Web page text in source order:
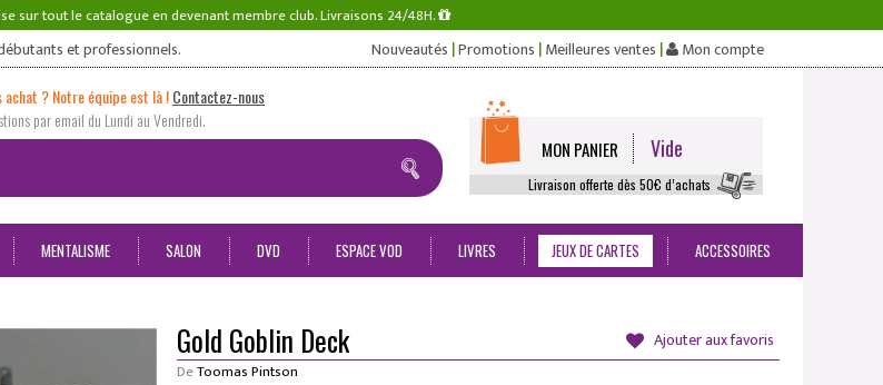
sur tout le catalogue en devenant membre club. Livraisons 24/48H.
et professionnels. Nouveautés |Promotions |Meilleures ventes | Mon compte
achat ? Notre équipe est là !Contactez-nous
par email du Lundi au Vendredi.
MON PANIER Vide
Livraison offerte dès 50€ d’achats
MENTALISME SALON DVD ESPACE VOD LIVRES JEUX DE CARTES ACCESSOIRES
Gold Goblin Deck Ajouter aux favoris
DeToomas Pintson